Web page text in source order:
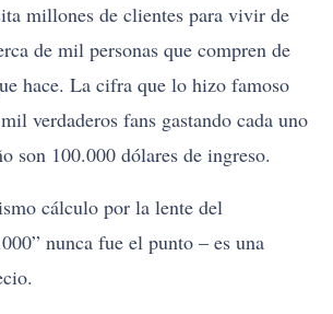
millones de clientes para vivir de
de mil personas que compren de
hace. La cifra que lo hizo famoso
verdaderos fans gastando cada uno
son 100.000 dólares de ingreso.
cálculo por la lente del
nunca fue el punto – es una